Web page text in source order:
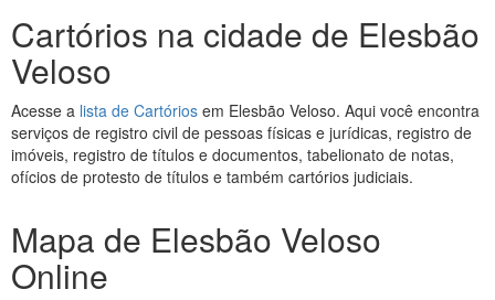
Cartórios na cidade de Elesbão
Veloso
Acesse a lista de Cartórios em Elesbão Veloso. Aqui você encontra
serviços de registro civil de pessoas físicas e jurídicas, registro de
imóveis, registro de títulos e documentos, tabelionato de notas,
ofícios de protesto de títulos e também cartórios judiciais.
Mapa de Elesbão Veloso
Online